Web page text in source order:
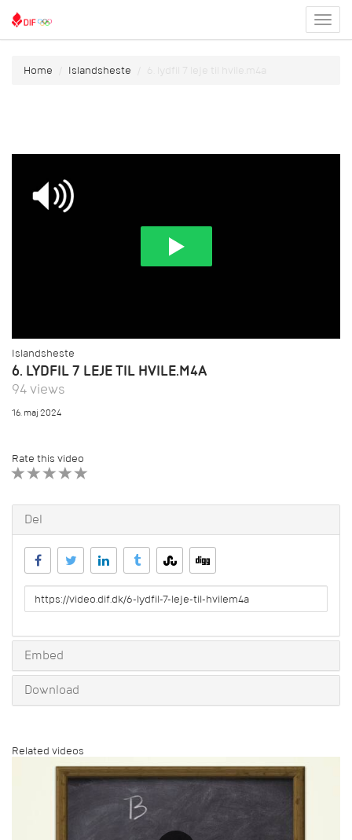
menu
Home Islandsheste 6. lydfil 7 leje til hvile.m4a
Islandsheste
6. LYDFIL 7 LEJE TIL HVILE.M4A
94 views
16. maj 2024
Rate this video
Del
URL
to
Embed
Download
Related videos